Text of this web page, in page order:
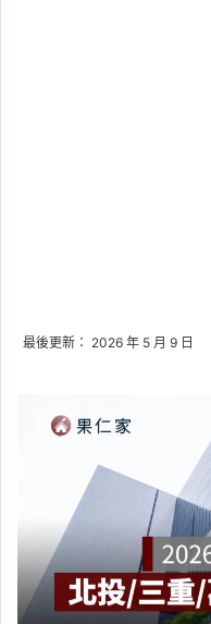
最後更新： 2026 年 5 月 9 日